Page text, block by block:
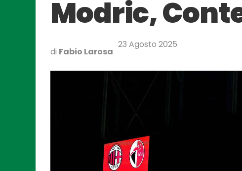
Modric,
di Fabio Larosa
23 Agosto 2025